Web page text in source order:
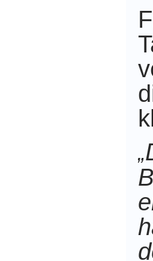
„